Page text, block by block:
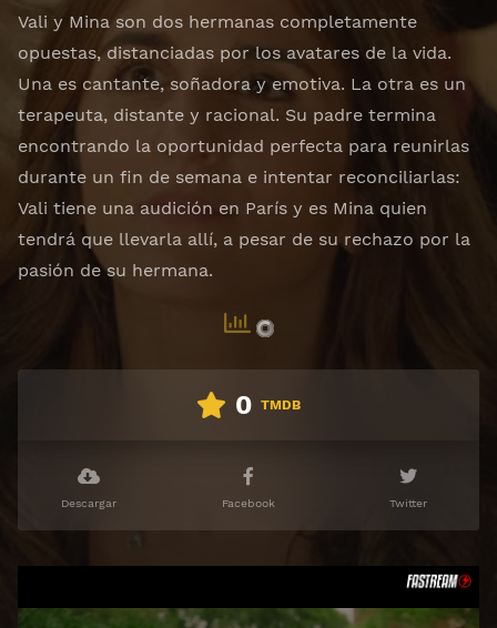
Vali y Mina son dos hermanas completamente
opuestas, distanciadas por los avatares de la vida.
Una es cantante, soñadora y emotiva. La otra es un
terapeuta, distante y racional. Su padre termina
encontrando la oportunidad perfecta para reunirlas
durante un fin de semana e intentar reconciliarlas:
Vali tiene una audición en París y es Mina quien
tendrá que llevarla allí, a pesar de su rechazo por la
pasión de su hermana.
0 TMDB
Descargar Facebook Twitter